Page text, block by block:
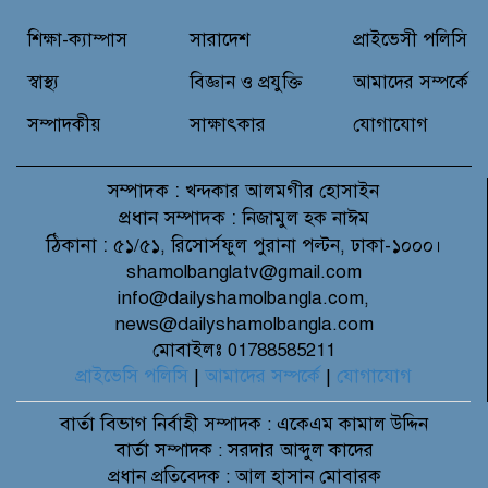
ক্যাম্পে ২ হাজার রোগীকে সেবা,
শিক্ষা-ক্যাম্পাস
স্বাস্থ্য
সম্পাদকীয়
সারাদেশ
বিজ্ঞান ও প্রযুক্তি
সাক্ষাৎকার
প্রাইভেসী পলিসি
আমাদের সম্পর্কে
যোগাযোগ
সম্পাদক : খন্দকার আলমগীর হোসাইন
প্রধান সম্পাদক : নিজামুল হক নাঈম
ঠিকানা : ৫১/৫১, রিসোর্সফুল পুরানা পল্টন, ঢাকা-১০০০।
shamolbanglatv@gmail.com
info@dailyshamolbangla.com,
news@dailyshamolbangla.com
মোবাইলঃ 01788585211
প্রাইভেসি পলিসি | আমাদের সম্পর্কে | যোগাযোগ
বার্তা বিভাগনির্বাহী সম্পাদক : একেএম কামাল উদ্দিন
বার্তা সম্পাদক : সরদার আব্দুল কাদের
প্রধান প্রতিবেদক : আল হাসান মোবারক